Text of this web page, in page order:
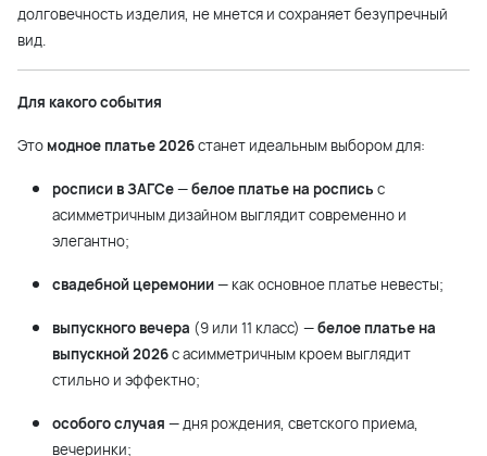
долговечность изделия, не мнется и сохраняет безупречный
вид.
Для какого события
Это модное платье 2026станет идеальным выбором для:
росписи в ЗАГСе—белое платье на роспись с
асимметричным дизайном выглядит современно и
элегантно;
свадебной церемонии— как основное платье невесты;
выпускного вечера (9 или 11 класс) —белое платье на
выпускной 2026с асимметричным кроем выглядит
стильно и эффектно;
особого случая — дня рождения, светского приема,
вечеринки;